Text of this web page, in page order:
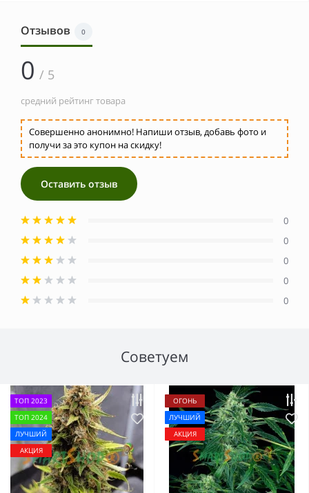
Отзывов 0
0 / 5
средний рейтинг товара
Совершенно анонимно! Напиши отзыв, добавь фото и
получи за это купон на скидку!
Оставить отзыв
0
0
0
0
0
Советуем
ТОП 2023
ТОП 2024
ЛУЧШИЙ
АКЦИЯ
ОГОНЬ
ЛУЧШИЙ
АКЦИЯ